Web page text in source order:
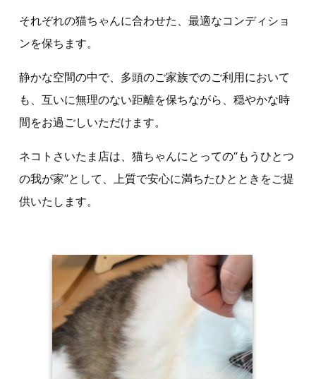
それぞれの猫ちゃんに合わせた、最適なコンディショ
ンを保ちます。
静かな空間の中で、多頭のご家族でのご利用において
も、互いに無理のない距離を保ちながら、穏やかな時
間をお過ごしいただけます。
ネコトさいたま店は、猫ちゃんにとっての“もうひとつ
の我が家”として、上質で安心に満ちたひとときをご提
供いたします。